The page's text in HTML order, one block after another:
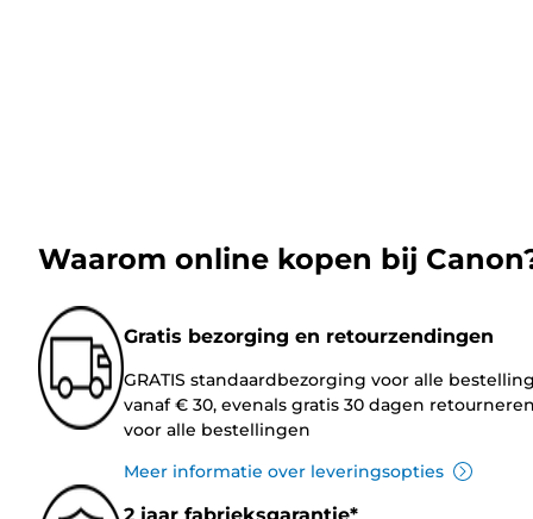
Waarom online kopen bij
Gratis bezorging en retourzendingen
GRATIS standaardbezorging voor alle
vanaf € 30, evenals gratis 30 dagen
voor alle bestellingen
Meer informatie over leveringsopties